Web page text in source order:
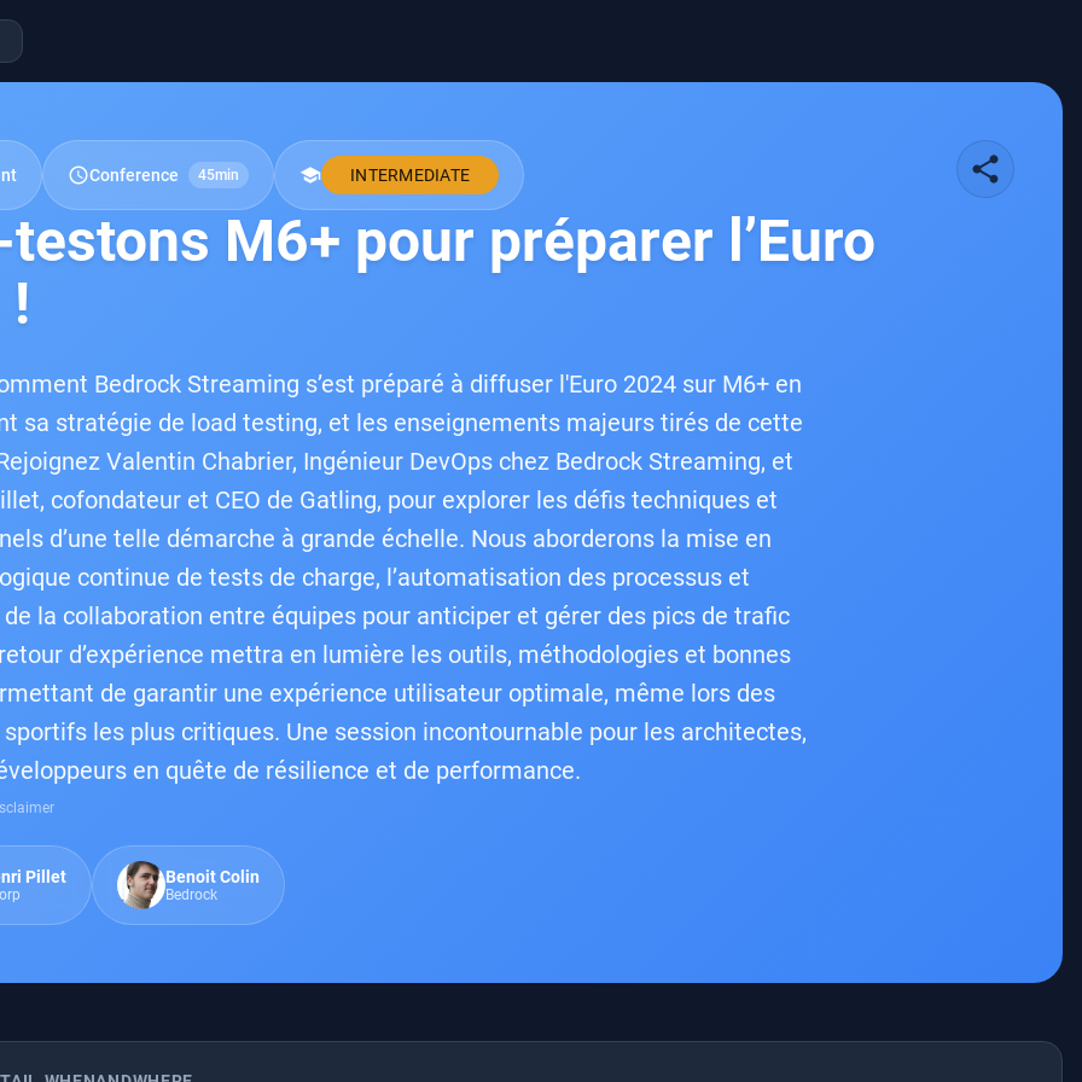
scheduleConference 45min school INTERMEDIATE share
M6+ pour préparer l’Euro
Bedrock Streaming s’est préparé à diffuser l'Euro 2024 sur M6+ en
sa stratégie de load testing, et les enseignements majeurs tirés de cette
Valentin Chabrier, Ingénieur DevOps chez Bedrock Streaming, et
cofondateur et CEO de Gatling, pour explorer les défis techniques et
d’une telle démarche à grande échelle. Nous aborderons la mise en
continue de tests de charge, l’automatisation des processus et
de la collaboration entre équipes pour anticiper et gérer des pics de trafic
d’expérience mettra en lumière les outils, méthodologies et bonnes
de garantir une expérience utilisateur optimale, même lors des
les plus critiques. Une session incontournable pour les architectes,
en quête de résilience et de performance.
Pillet Benoit Colin
Bedrock